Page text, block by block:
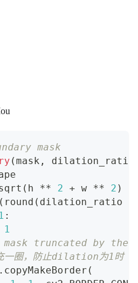
mask
(mask , dilation_ratio
( h ** 2 + w ** 2 )
( round ( dilation_ratio
1 :
1
mask truncated by
一圈，防止dilation为1时
. copyMakeBorder (